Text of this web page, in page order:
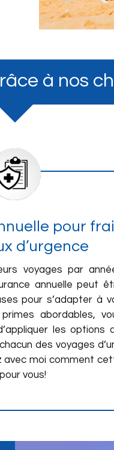
à nos
pour
d’urgence
voyages par
annuelle peut
pour s’adapter à
abordables,
les options
des voyages
avec moi comment
vous!